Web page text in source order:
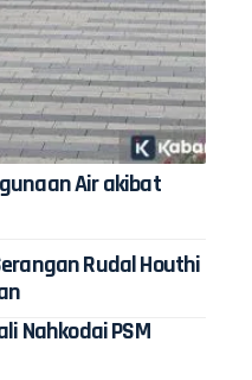
Air akibat
Rudal Houthi
Nahkodai PSM